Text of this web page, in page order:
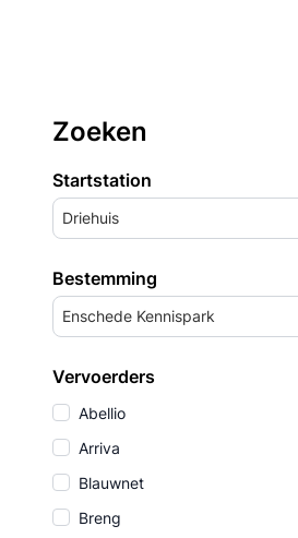
Zoeken
Startstation
Driehuis
Bestemming
Enschede Kennispark
Vervoerders
Abellio
Arriva
Blauwnet
Breng